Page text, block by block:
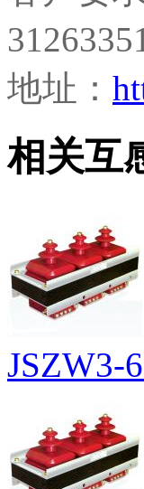
地址：
相关互
JSZW3-